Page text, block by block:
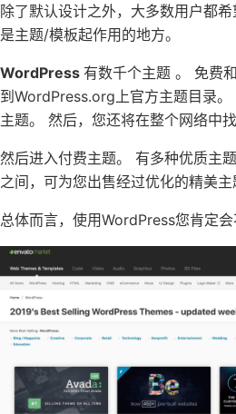
除了默认设计之外，大多数用户都
是主题/模板起作用的地方。
WordPress 有数千个主题 。 免费
到WordPress.org上官方主题目录
主题。 然后，您还将在整个网络中
然后进入付费主题。 有多种优质主
之间，可为您出售经过优化的精美主
总体而言，使用WordPress您肯定会